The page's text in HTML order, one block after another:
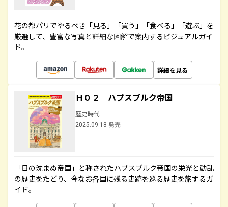
花の都パリでやるべき「見る」「買う」「食べる」「遊ぶ」を
厳選して、豊富な写真と詳細な図解で案内するビジュアルガイ
ド。
詳細を見る
Ｈ０２ ハプスブルク帝国
歴史時代
2025.09.18 発売
「日の沈まぬ帝国」と称されたハプスブルク帝国の栄光と動乱
の歴史をたどり、今なお各国に残る史跡を巡る歴史を旅するガ
イド。